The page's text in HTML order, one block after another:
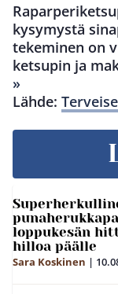
kysymystä
tekeminen on
ketsupin ja
»
Lähde:
loppukesän
hilloa päälle
Sara Koskinen |